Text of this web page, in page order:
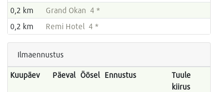
0,2 km
Grand Okan 4 *
0,2 km
Remi Hotel 4 *
Ilmaennustus
Kuupäev Päeval Öösel Ennustus
Tuule
kiirus